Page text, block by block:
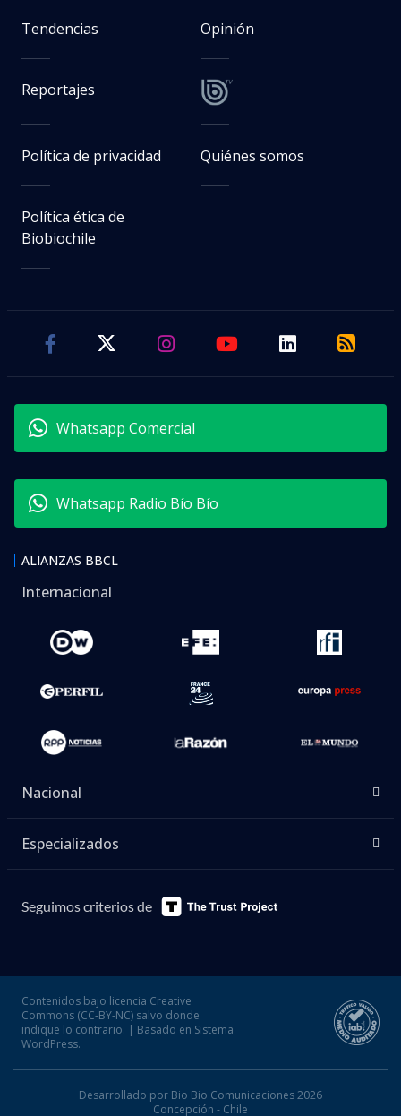
Tendencias Opinión
Reportajes
Política de privacidad Quiénes somos
Política ética de
Biobiochile
Whatsapp Comercial
Whatsapp Radio Bío Bío
ALIANZAS BBCL
Internacional
Nacional
Especializados
Seguimos criterios de
Contenidos bajo licencia Creative
Commons (CC-BY-NC) salvo donde
indique lo contrario. | Basado en Sistema
WordPress.
Desarrollado por Bio Bio Comunicaciones 2026
Concepción - Chile